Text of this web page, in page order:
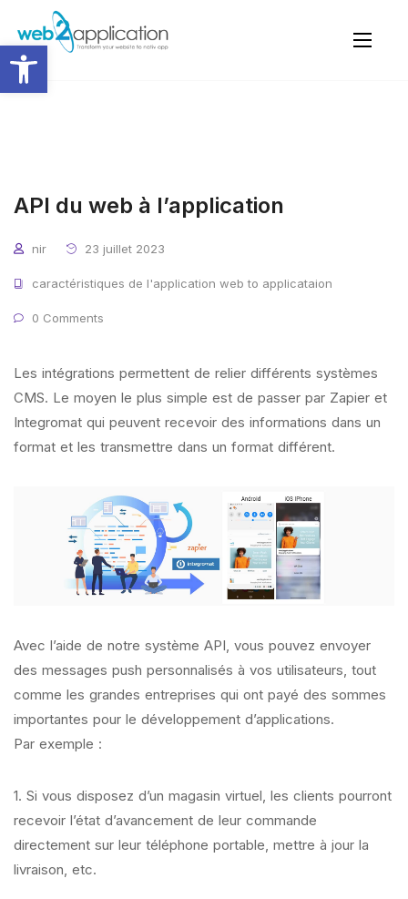
API du web à l’application
nir 23 juillet 2023
caractéristiques de l'application web to applicataion
0 Comments
Les intégrations permettent de relier différents systèmes
CMS. Le moyen le plus simple est de passer par Zapier et
Integromat qui peuvent recevoir des informations dans un
format et les transmettre dans un format différent.
Avec l’aide de notre système API, vous pouvez envoyer
des messages push personnalisés à vos utilisateurs, tout
comme les grandes entreprises qui ont payé des sommes
importantes pour le développement d’applications.
Par exemple :
1. Si vous disposez d’un magasin virtuel, les clients pourront
recevoir l’état d’avancement de leur commande
directement sur leur téléphone portable, mettre à jour la
livraison, etc.
Ouvrir la barre d’outils